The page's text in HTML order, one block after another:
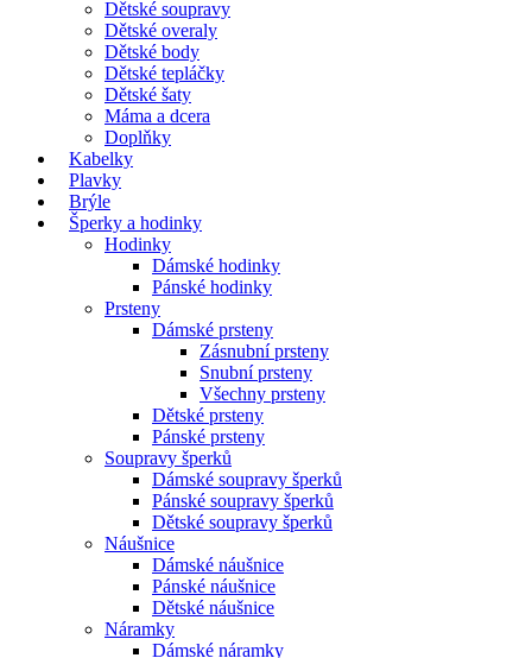
Dětské soupravy
Dětské overaly
Dětské body
Dětské tepláčky
Dětské šaty
Máma a dcera
Doplňky
Kabelky
Plavky
Brýle
Šperky a hodinky
Hodinky
Dámské hodinky
Pánské hodinky
Prsteny
Dámské prsteny
Zásnubní prsteny
Snubní prsteny
Všechny prsteny
Dětské prsteny
Pánské prsteny
Soupravy šperků
Dámské soupravy šperků
Pánské soupravy šperků
Dětské soupravy šperků
Náušnice
Dámské náušnice
Pánské náušnice
Dětské náušnice
Náramky
Dámské náramky